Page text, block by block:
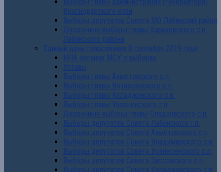
Краснодарского края
Выборы депутатов Совета МО Лабинский район
Досрочные выборы главы Харьковского с.п.
Лабинского района
Единый день голосования 8 сентября 2019 года
НПА органов МСУ о выборах
Уставы
Выборы главы Ахметовского с.п.
Выборы главы Вознесенского с.п.
Выборы главы Каладжинского с.п.
Выборы главы Упорненского с.п.
Досрочные выборы главы Сладковского с.п.
Выборы депутатов Совета Лабинского г.п.
Выборы депутатов Совета Ахметовского с.п.
Выборы депутатов Совета Владимирского с.п.
Выборы депутатов Совета Вознесенского с.п.
Выборы депутатов Совета Зассовского с.п.
Выборы депутатов Совета Каладжинского с.п.